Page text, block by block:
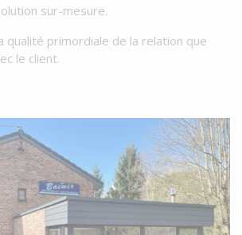
sur-mesure.
qualité primordiale de la relation que
le client.